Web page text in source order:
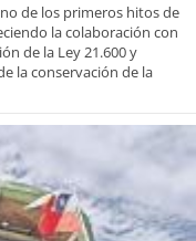
de los primeros hitos de
la colaboración con
de la Ley 21.600 y
la conservación de la